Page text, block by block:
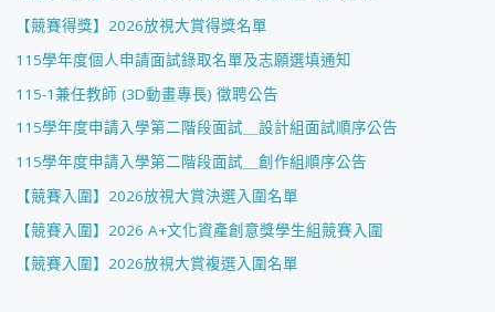
【競賽得獎】2026放視大賞得獎名單
115學年度個人申請面試錄取名單及志願選填通知
115-1兼任教師 (3D動畫專長) 徵聘公告
115學年度申請入學第二階段面試＿設計組面試順序公告
115學年度申請入學第二階段面試＿創作組順序公告
【競賽入圍】2026放視大賞決選入圍名單
【競賽入圍】2026 A+文化資產創意獎學生組競賽入圍
【競賽入圍】2026放視大賞複選入圍名單